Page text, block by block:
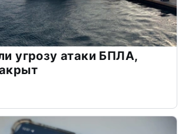
угрозу атаки БПЛА,